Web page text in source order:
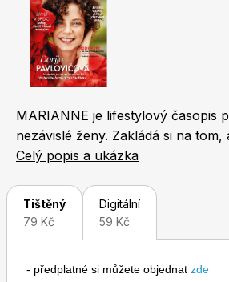
Naše krásná zahrada
Chip
MARIANNE je lifestylový časopis
nezávislé ženy. Zakládá si na
povrchní a bezduché. Nabízí řadu
téma vztahů, zdraví, životního
profesionální úrovni se věnuje také
kosmetice. Marianne, to je mix
především inspirovat a pobavit
Celý popis a ukázka
Tištěný
79 Kč
Digitální
59 Kč
- předplatné si můžete objednat zde